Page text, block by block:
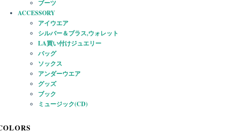
ブーツ
ACCESSORY
アイウエア
シルバー＆ブラス,ウォレット
LA買い付けジュエリー
バッグ
ソックス
アンダーウエア
グッズ
ブック
ミュージック(CD)